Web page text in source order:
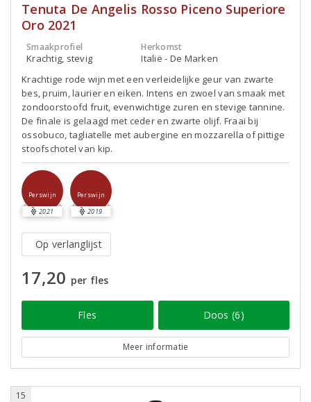
Tenuta De Angelis Rosso Piceno Superiore
Oro 2021
Smaakprofiel
Krachtig, stevig
Herkomst
Italië - De Marken
Krachtige rode wijn met een verleidelijke geur van zwarte
bes, pruim, laurier en eiken. Intens en zwoel van smaak met
zondoorstoofd fruit, evenwichtige zuren en stevige tannine.
De finale is gelaagd met ceder en zwarte olijf. Fraai bij
ossobuco, tagliatelle met aubergine en mozzarella of pittige
stoofschotel van kip.
Perswijn
2021
Perswijn
2019
Op verlanglijst
17,20 per fles
Fles Doos (6)
Meer informatie
15